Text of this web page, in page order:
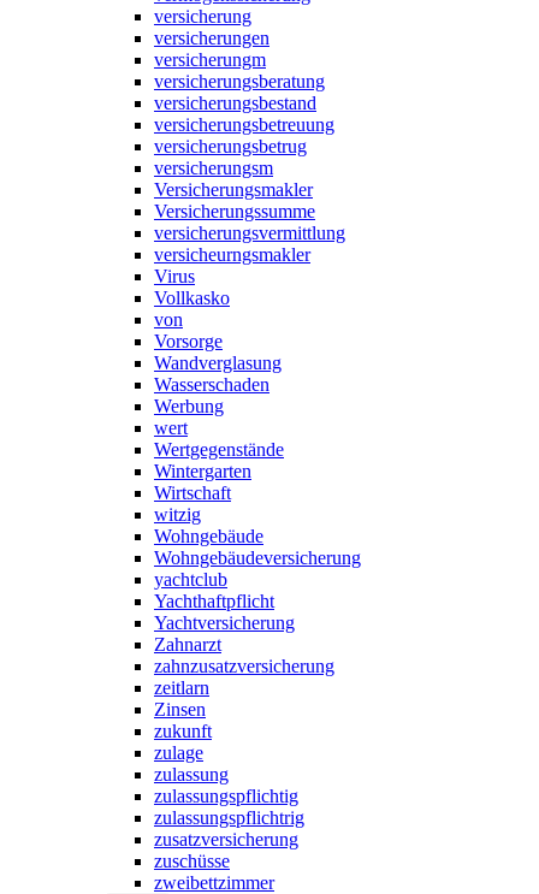
versicherung
versicherungen
versicherungm
versicherungsberatung
versicherungsbestand
versicherungsbetreuung
versicherungsbetrug
versicherungsm
Versicherungsmakler
Versicherungssumme
versicherungsvermittlung
versicheurngsmakler
Virus
Vollkasko
von
Vorsorge
Wandverglasung
Wasserschaden
Werbung
wert
Wertgegenstände
Wintergarten
Wirtschaft
witzig
Wohngebäude
Wohngebäudeversicherung
yachtclub
Yachthaftpflicht
Yachtversicherung
Zahnarzt
zahnzusatzversicherung
zeitlarn
Zinsen
zukunft
zulage
zulassung
zulassungspflichtig
zulassungspflichtrig
zusatzversicherung
zuschüsse
zweibettzimmer